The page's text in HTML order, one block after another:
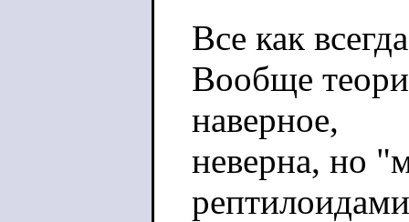
Все как
Вообще
наверное,
неверна, но